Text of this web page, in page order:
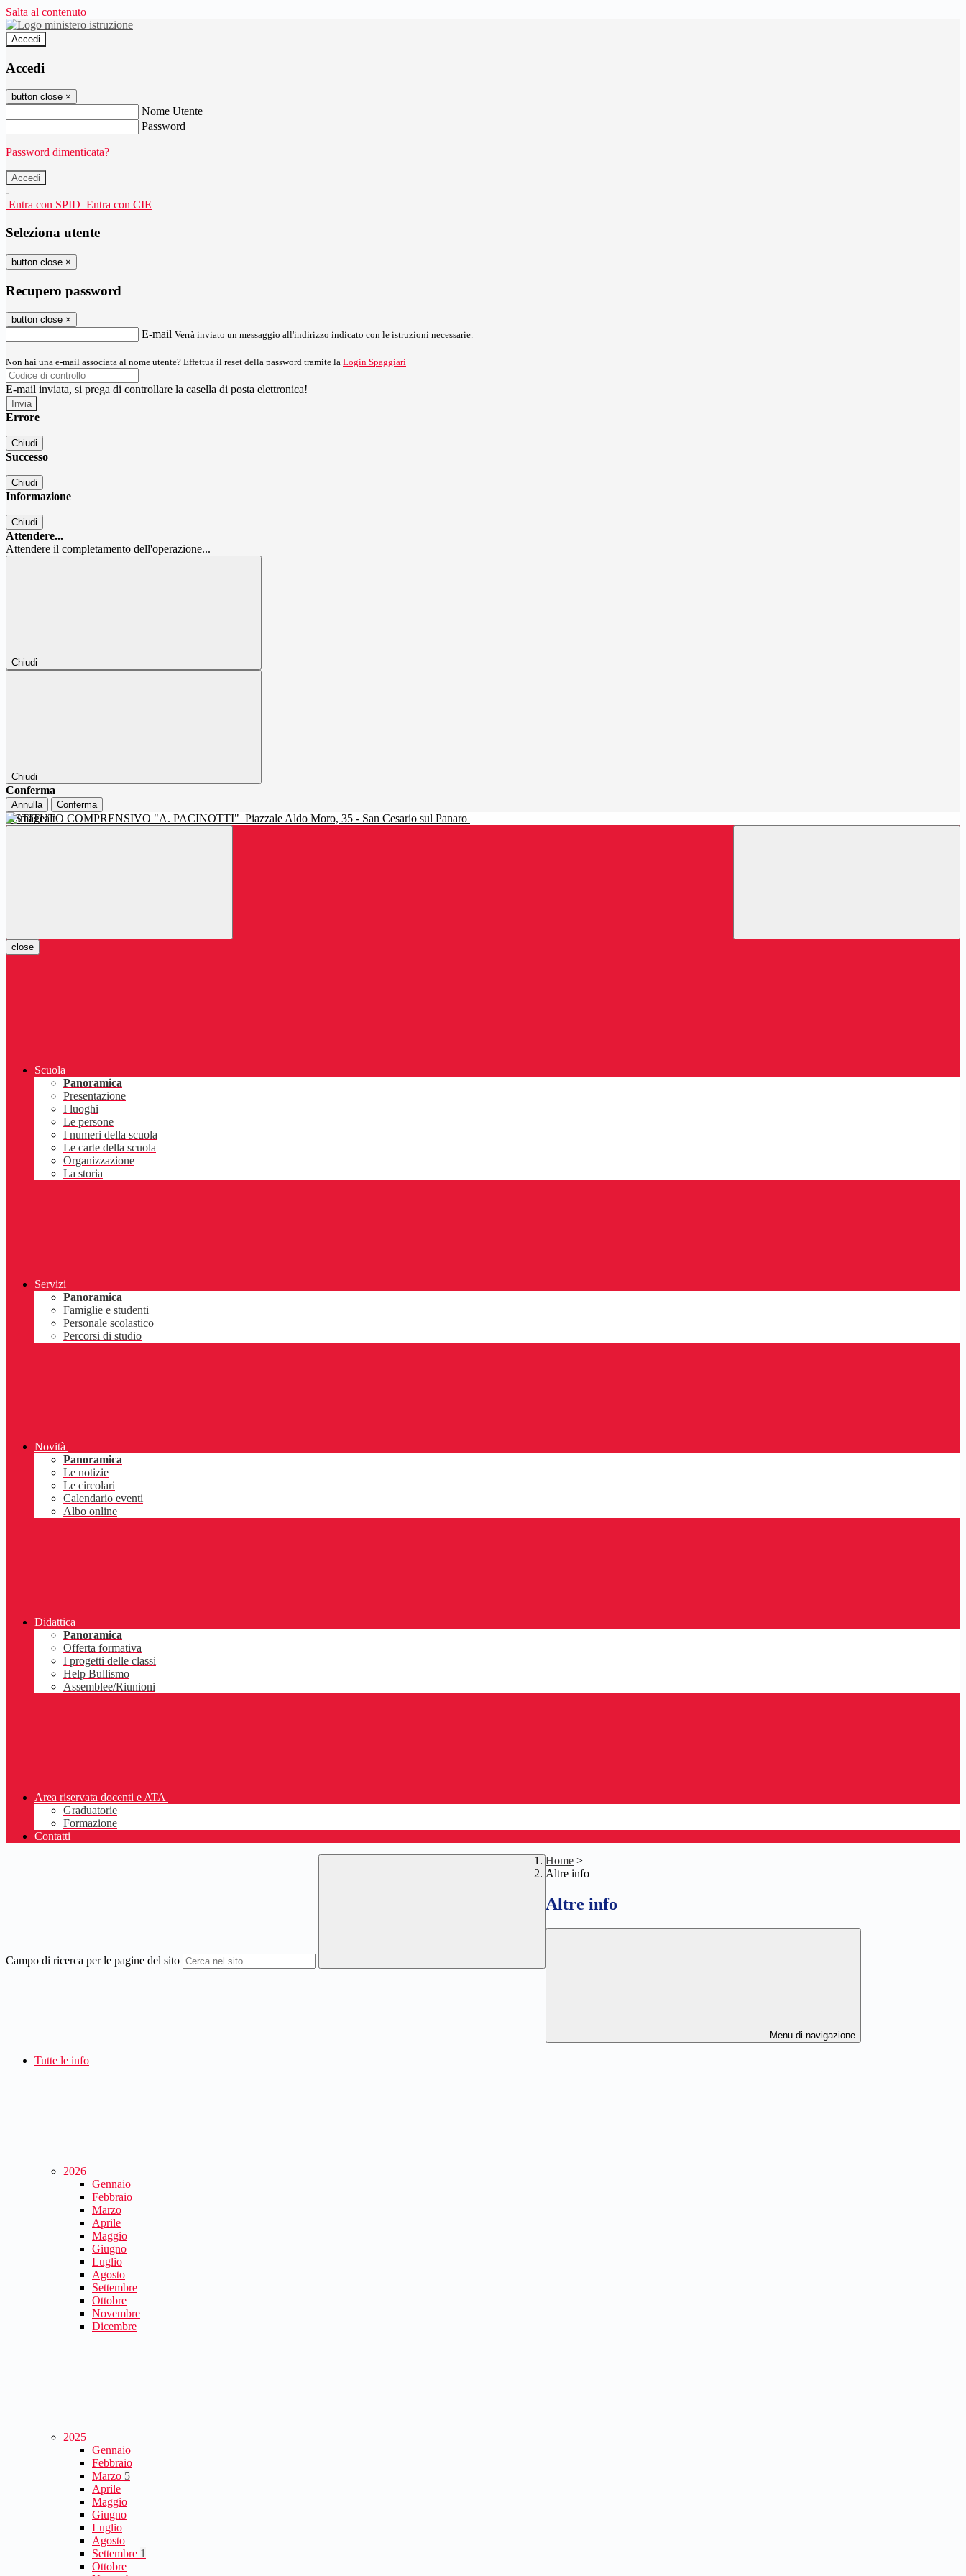
Salta al contenuto
Accedi
Accedi
button close ×
Nome Utente
Password
Password dimenticata?
-
Entra con SPID Entra con CIE
Seleziona utente
button close ×
Recupero password
button close ×
E-mail Verrà inviato un messaggio all'indirizzo indicato con le istruzioni necessarie.
Non hai una e-mail associata al nome utente? Effettua il reset della password tramite la Login Spaggiari
E-mail inviata, si prega di controllare la casella di posta elettronica!
Errore
Chiudi
Successo
Chiudi
Informazione
Chiudi
Attendere...
Attendere il completamento dell'operazione...
Chiudi
Chiudi
Conferma
Annulla Conferma
ISTITUTO COMPRENSIVO "A. PACINOTTI" Piazzale Aldo Moro, 35 - San Cesario sul Panaro
close
Scuola
Panoramica
Presentazione
I luoghi
Le persone
I numeri della scuola
Le carte della scuola
Organizzazione
La storia
Servizi
Panoramica
Famiglie e studenti
Personale scolastico
Percorsi di studio
Novità
Panoramica
Le notizie
Le circolari
Calendario eventi
Albo online
Didattica
Panoramica
Offerta formativa
I progetti delle classi
Help Bullismo
Assemblee/Riunioni
Area riservata docenti e ATA
Graduatorie
Formazione
Contatti
Campo di ricerca per le pagine del sito
Home >
Altre info
Altre info
Menu di navigazione
Tutte le info
2026
Gennaio
Febbraio
Marzo
Aprile
Maggio
Giugno
Luglio
Agosto
Settembre
Ottobre
Novembre
Dicembre
2025
Gennaio
Febbraio
Marzo 5
Aprile
Maggio
Giugno
Luglio
Agosto
Settembre 1
Ottobre